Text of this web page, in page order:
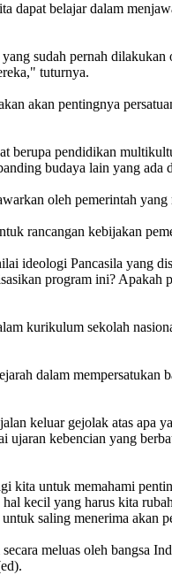
belajar dalam
sudah pernah
tuturnya.
akan pentingnya
pendidikan
budaya lain yang ada
oleh pemerintah
rancangan kebijakan
ideologi Pancasila yang
program ini?
kurikulum sekolah
dalam
keluar gejolak atas apa
ujaran kebencian yang
untuk memahami
kecil yang harus kita
saling menerima akan
meluas oleh